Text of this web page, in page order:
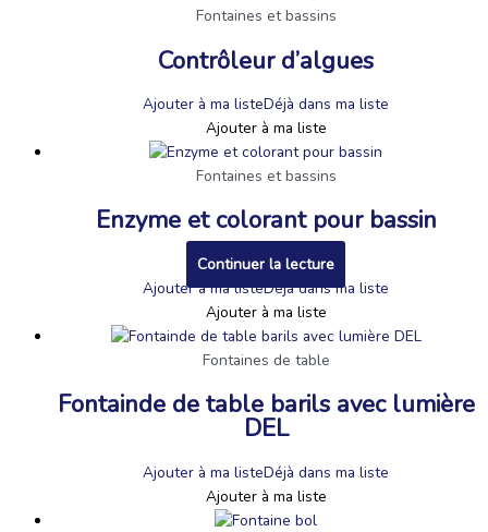
Fontaines et bassins
Contrôleur d’algues
Ajouter à ma listeDéjà dans ma liste
Ajouter à ma liste
Fontaines et bassins
Enzyme et colorant pour bassin
Continuer la lecture
Ajouter à ma listeDéjà dans ma liste
Ajouter à ma liste
Fontaines de table
Fontainde de table barils avec lumière
DEL
Ajouter à ma listeDéjà dans ma liste
Ajouter à ma liste